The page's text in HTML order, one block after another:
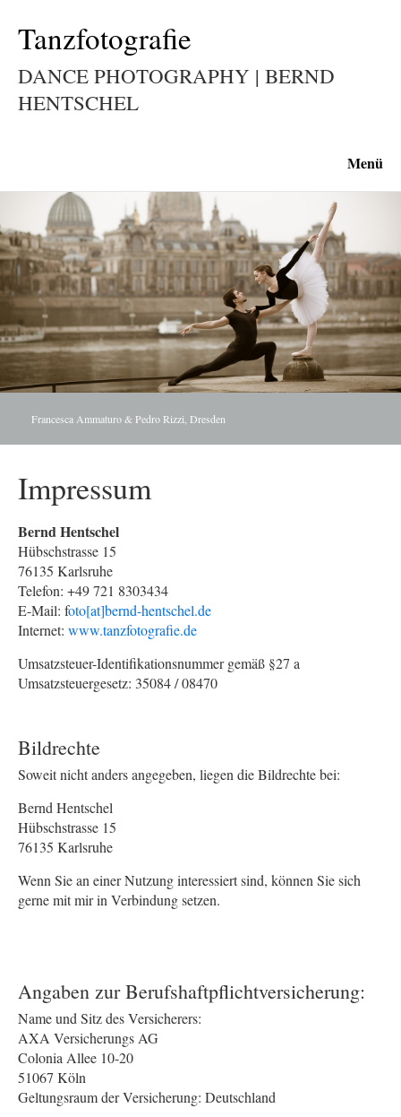
Tanzfotografie
DANCE PHOTOGRAPHY | BERND
HENTSCHEL
Menü
Francesca Ammaturo & Pedro Rizzi, Dresden
Impressum
Bernd Hentschel
Hübschstrasse 15
76135 Karlsruhe
Telefon: +49 721 8303434
E-Mail: foto[at]bernd-hentschel.de
Internet: www.tanzfotografie.de
Umsatzsteuer-Identifikationsnummer gemäß §27 a
Umsatzsteuergesetz: 35084 / 08470
Bildrechte
Soweit nicht anders angegeben, liegen die Bildrechte bei:
Bernd Hentschel
Hübschstrasse 15
76135 Karlsruhe
Wenn Sie an einer Nutzung interessiert sind, können Sie sich
gerne mit mir in Verbindung setzen.
Angaben zur Berufshaftpflichtversicherung:
Name und Sitz des Versicherers:
AXA Versicherungs AG
Colonia Allee 10-20
51067 Köln
Geltungsraum der Versicherung: Deutschland